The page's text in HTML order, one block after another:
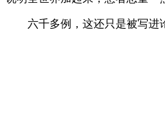
六千多例，这还只是被写进